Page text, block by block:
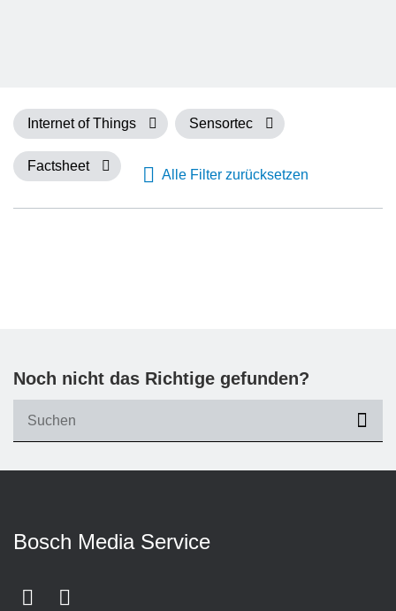
Internet of Things Sensortec
Factsheet
Alle Filter zurücksetzen
Noch nicht das Richtige gefunden?
Bosch Media Service